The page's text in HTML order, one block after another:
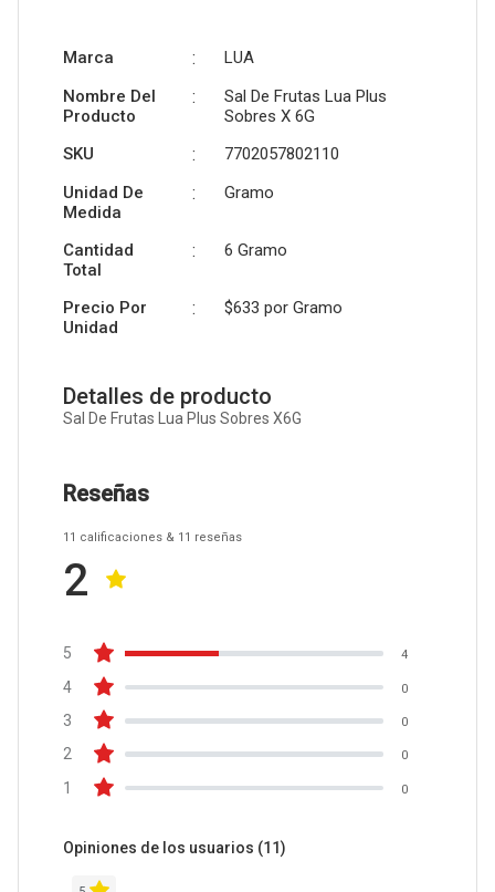
Marca :
LUA
Nombre Del
Producto
:
Sal De Frutas Lua Plus
Sobres X 6G
SKU
:
7702057802110
Unidad De
Medida
: Gramo
Cantidad
Total
: 6 Gramo
Precio Por
Unidad
: $633 por Gramo
Detalles de producto
Sal De Frutas Lua Plus Sobres X6G
Reseñas
11 calificaciones & 11 reseñas
2
5 4
4 0
3 0
2 0
1 0
Opiniones de los usuarios (11)